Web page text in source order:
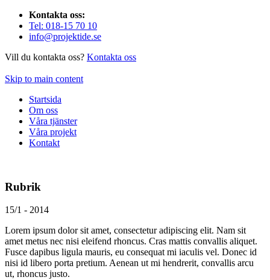
Kontakta oss:
Tel: 018-15 70 10
info@projektide.se
Vill du kontakta oss? Kontakta oss
Skip to main content
Startsida
Om oss
Våra tjänster
Våra projekt
Kontakt
Rubrik
15/1 - 2014
Lorem ipsum dolor sit amet, consectetur adipiscing elit. Nam sit
amet metus nec nisi eleifend rhoncus. Cras mattis convallis aliquet.
Fusce dapibus ligula mauris, eu consequat mi iaculis vel. Donec id
nisi id libero porta pretium. Aenean ut mi hendrerit, convallis arcu
ut, rhoncus justo.